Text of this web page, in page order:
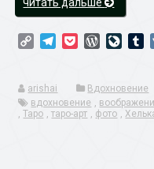
как
«Dragon
Inquisition»
Tarot»
Copy TelegramPocket
arishai
Вдохновение
вдохновение
,Таро ,таро-арт фото